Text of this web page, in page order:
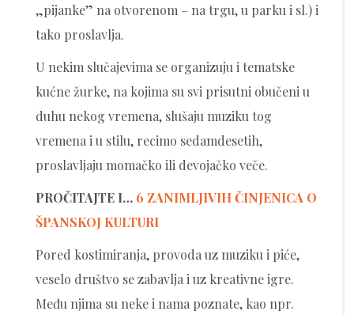
„pijanke” na otvorenom – na trgu, u parku i sl.) i
tako proslavlja.
U nekim slučajevima se organizuju i tematske
kućne žurke, na kojima su svi prisutni obučeni u
duhu nekog vremena, slušaju muziku tog
vremena i u stilu, recimo sedamdesetih,
proslavljaju momačko ili devojačko veče.
PROČITAJTE I… 6 ZANIMLJIVIH ČINJENICA O
ŠPANSKOJ KULTURI
Pored kostimiranja, provoda uz muziku i piće,
veselo društvo se zabavlja i uz kreativne igre.
Među njima su neke i nama poznate, kao npr.